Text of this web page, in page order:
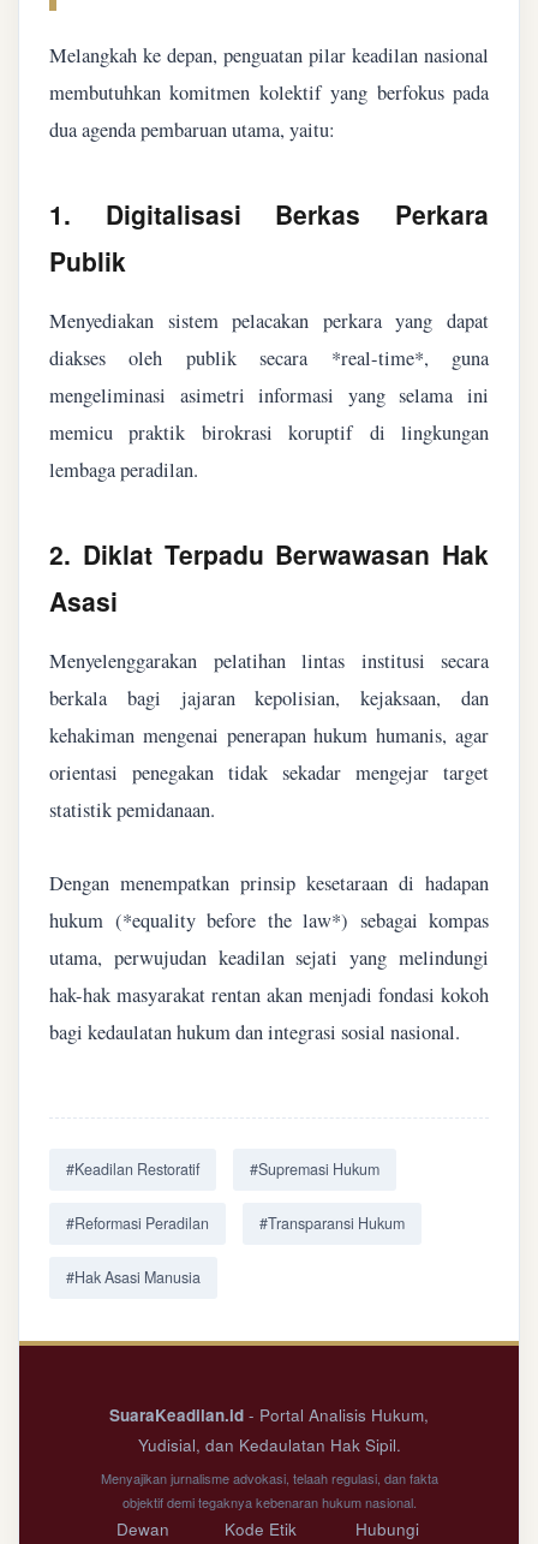
Melangkah ke depan, penguatan pilar keadilan nasional
membutuhkan komitmen kolektif yang berfokus pada
dua agenda pembaruan utama, yaitu:
1. Digitalisasi Berkas Perkara
Publik
Menyediakan sistem pelacakan perkara yang dapat
diakses oleh publik secara *real-time*, guna
mengeliminasi asimetri informasi yang selama ini
memicu praktik birokrasi koruptif di lingkungan
lembaga peradilan.
2. Diklat Terpadu Berwawasan Hak
Asasi
Menyelenggarakan pelatihan lintas institusi secara
berkala bagi jajaran kepolisian, kejaksaan, dan
kehakiman mengenai penerapan hukum humanis, agar
orientasi penegakan tidak sekadar mengejar target
statistik pemidanaan.
Dengan menempatkan prinsip kesetaraan di hadapan
hukum (*equality before the law*) sebagai kompas
utama, perwujudan keadilan sejati yang melindungi
hak-hak masyarakat rentan akan menjadi fondasi kokoh
bagi kedaulatan hukum dan integrasi sosial nasional.
#Keadilan Restoratif #Supremasi Hukum
#Reformasi Peradilan #Transparansi Hukum
#Hak Asasi Manusia
SuaraKeadilan.id - Portal Analisis Hukum,
Yudisial, dan Kedaulatan Hak Sipil.
Menyajikan jurnalisme advokasi, telaah regulasi, dan fakta
objektif demi tegaknya kebenaran hukum nasional.
Dewan Kode Etik Hubungi